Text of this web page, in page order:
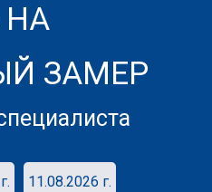
ЗАМЕР
11.08.2026 г.